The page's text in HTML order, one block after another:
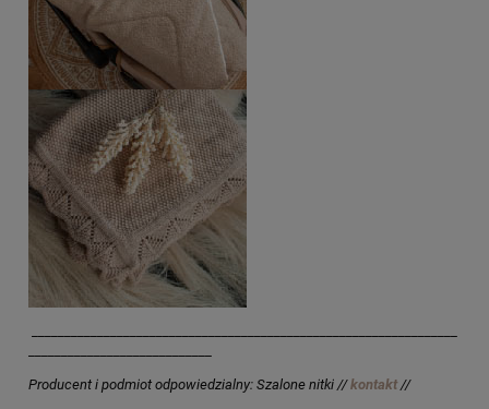
Producent i podmiot odpowiedzialny: Szalone nitki // kontakt //